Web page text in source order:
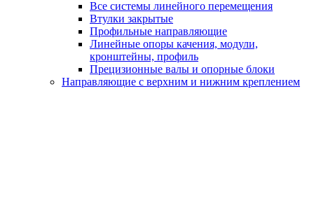
Все системы линейного перемещения
Втулки закрытые
Профильные направляющие
Линейные опоры качения, модули,
кронштейны, профиль
Прецизионные валы и опорные блоки
Направляющие с верхним и нижним креплением